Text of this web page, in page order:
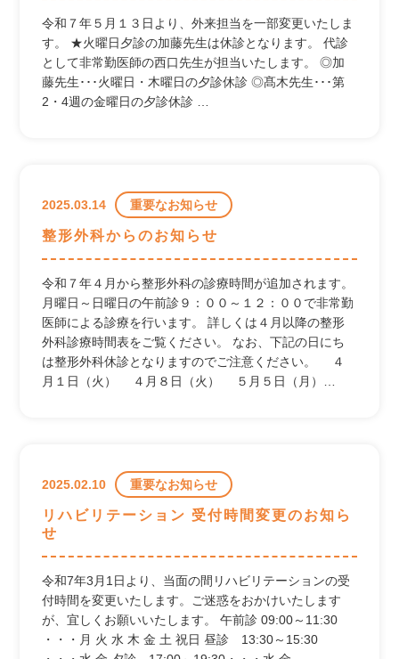
令和７年５月１３日より、外来担当を一部変更いたしま
す。 ★火曜日夕診の加藤先生は休診となります。 代診
として非常勤医師の西口先生が担当いたします。 ◎加
藤先生･･･火曜日・木曜日の夕診休診 ◎髙木先生･･･第
2・4週の金曜日の夕診休診 …
2025.03.14 重要なお知らせ
整形外科からのお知らせ
令和７年４月から整形外科の診療時間が追加されます。
月曜日～日曜日の午前診９：００～１２：００で非常勤
医師による診療を行います。 詳しくは４月以降の整形
外科診療時間表をご覧ください。 なお、下記の日にち
は整形外科休診となりますのでご注意ください。 ４
月１日（火） ４月８日（火） ５月５日（月）…
2025.02.10 重要なお知らせ
リハビリテーション 受付時間変更のお知ら
せ
令和7年3月1日より、当面の間リハビリテーションの受
付時間を変更いたします。ご迷惑をおかけいたします
が、宜しくお願いいたします。 午前診 09:00～11:30
・・・月 火 水 木 金 土 祝日 昼診 13:30～15:30